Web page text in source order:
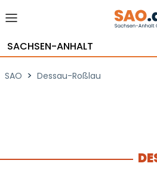
SACHSEN-ANHALT
SAO > Dessau-Roßlau